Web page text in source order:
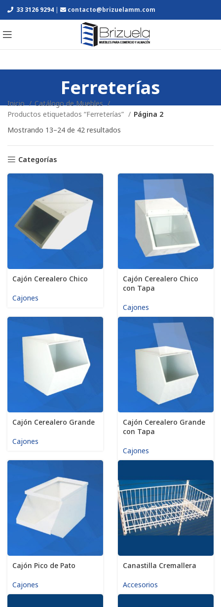
33 3126 9294 | contacto@brizuelamm.com
Ferreterías
Inicio
Catálogo de Muebles
Productos etiquetados “Ferreterías”
Página 2
Mostrando 13–24 de 42 resultados
Categorías
Cajón Cerealero Chico
Cajones
Cajón Cerealero Chico
con Tapa
Cajones
Cajón Cerealero Grande
Cajones
Cajón Cerealero Grande
con Tapa
Cajones
Cajón Pico de Pato
Cajones
Canastilla Cremallera
Accesorios